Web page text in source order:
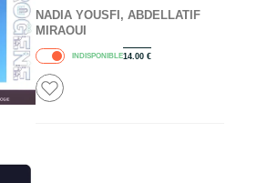
NADIA YOUSFI, ABDELLATIF
MIRAOUI
INDISPONIBLE14.00 €